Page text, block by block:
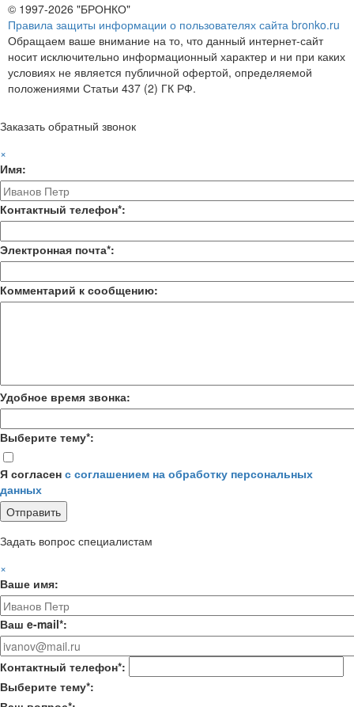
© 1997-2026 "БРОНКО"
Правила защиты информации о пользователях сайта bronko.ru
Обращаем ваше внимание на то, что данный интернет-сайт
носит исключительно информационный характер и ни при каких
условиях не является публичной офертой, определяемой
положениями Статьи 437 (2) ГК РФ.
Заказать обратный звонок
×
Имя:
Контактный телефон*:
Электронная почта*:
Комментарий к сообщению:
Удобное время звонка:
Выберите тему*:
Я согласен с соглашением на обработку персональных
данных
Задать вопрос специалистам
×
Ваше имя:
Ваш e-mail*:
Контактный телефон*:
Выберите тему*: